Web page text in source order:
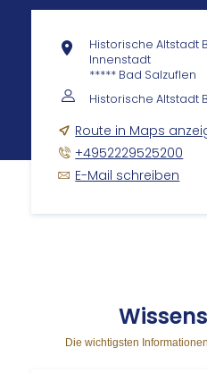
Historische Altstadt
Innenstadt
***** Bad Salzuflen
Historische Altstadt
Route in Maps
+4952229525200
E-Mail schreiben
Die wichtigsten